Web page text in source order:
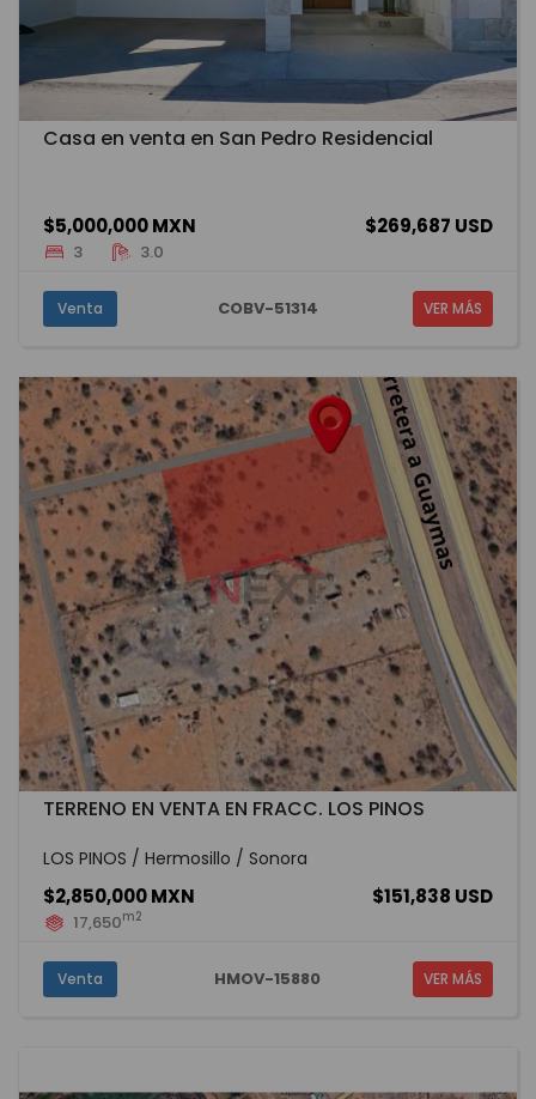
Casa en venta en San Pedro Residencial
$5,000,000 MXN $269,687 USD
3 3.0
Venta COBV-51314 VER MÁS
TERRENO EN VENTA EN FRACC. LOS PINOS
LOS PINOS / Hermosillo / Sonora
$2,850,000 MXN $151,838 USD
17,650m2
Venta HMOV-15880 VER MÁS